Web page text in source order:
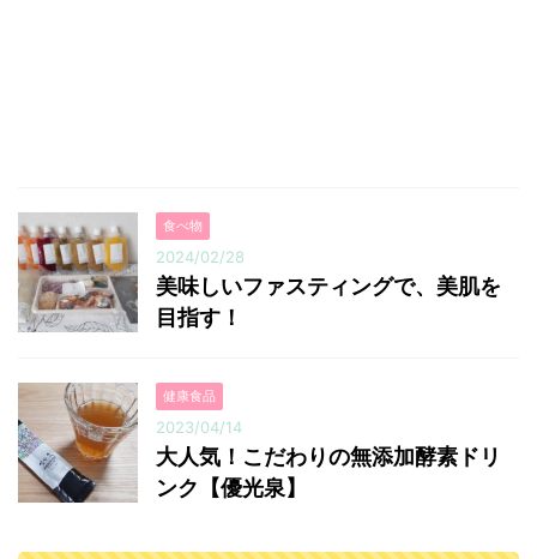
食べ物
2024/02/28
美味しいファスティングで、美肌を
目指す！
健康食品
2023/04/14
大人気！こだわりの無添加酵素ドリ
ンク【優光泉】